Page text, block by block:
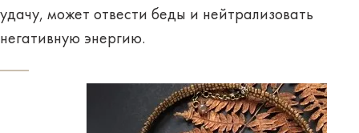
удачу, может отвести беды и нейтрализовать
негативную энергию.